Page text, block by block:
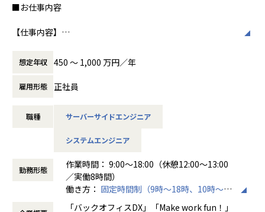
国内サプライチェーン全体での業務標準化を狙っています。
【ポジションの魅力】
・上流工程の経験を積むことが可能なため、スキルアップが
・プロジェクトによりAI関連の業務に携わるチャンスあり！
・年間平均昇給率は7.2%！正当な評価制度のもと、実績に応
【ポジションについて】
本ポジションは、官公庁や自治体などの公共系向けソリュー
ション導入・開発に携わっていただきます。
【業務の変更の範囲】
働き方/リモートワーク
均週2～3日の在宅勤務が可能です。転勤はな
きます。残業は月平均10時間程度と少なく、
■お仕事内容
【仕事内容】
イルアプリの上流から開発工程までをご担当いただきます。
要件定義・開発・運用まで一貫して携わることができ、多く
のアプリケーション開発を経験することが可能です。
■大手ネットバンキング向けシステム画面設計
言語：Objectve-C、Swift OS：IOS/Android
■公庁向け大規模Web・モバイルアプリ開発プロジェクト
担当領域：要件定義／基本設計／詳細設計／実装／テスト／
リリース／運用保守
言語：React（TypeScript）Spring Boot（Java）OS：Linu
想定年収 450 〜 1,000 万円／年
雇用形態 正社員
職種 サーバーサイドエンジニア
システムエンジニア
勤務形態
作業時間： 9:00～18:00（休憩12:00～13:00
／実働8時間）
働き方： 固定時間制（9時～18時、10時～19
時など）
「バックオフィスDX」「Make work fun！」